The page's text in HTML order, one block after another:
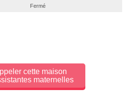
Fermé
cette maison
maternelles